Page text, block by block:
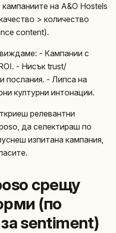
на A&O Hostels
> количество
content).
- Кампании с
- Нисък trust/
послания. - Липса на
културни интонации.
релевантни
да селектираш по
изпитана кампания,
срещу
(по
sentiment)